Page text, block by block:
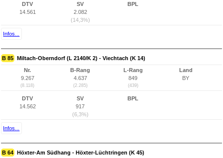
DTV
14.561
SV
2.082
(14,3%)
BPL
Infos...
B 85 Miltach-Oberndorf (L 2140/K 2) - Viechtach (K 14)
Nr.
9.267
(8.118)
B-Rang
4.637
(2.285)
L-Rang
849
(439)
Land
BY
DTV
14.562
SV
917
(6,3%)
BPL
Infos...
B 64 Höxter-Am Südhang - Höxter-Lüchtringen (K 45)